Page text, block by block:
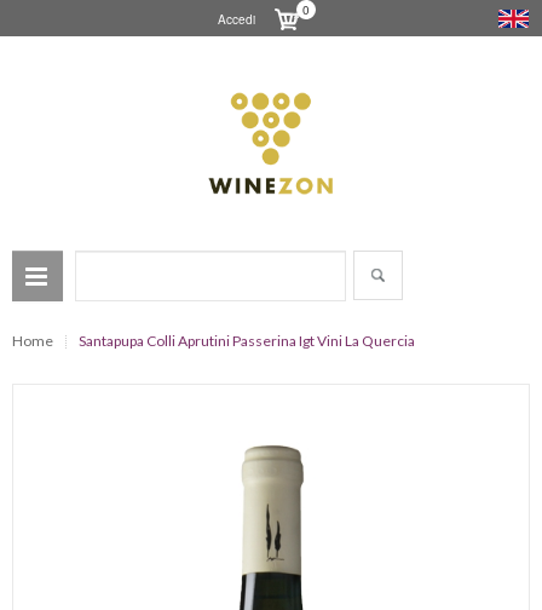
Accedi
0
Home Santapupa Colli Aprutini Passerina Igt Vini La Quercia